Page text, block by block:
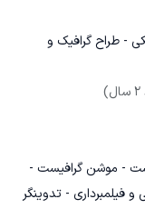
- طراح گرافیک و
- موشن گرافیست -
فیلمبرداری - تدوینگر